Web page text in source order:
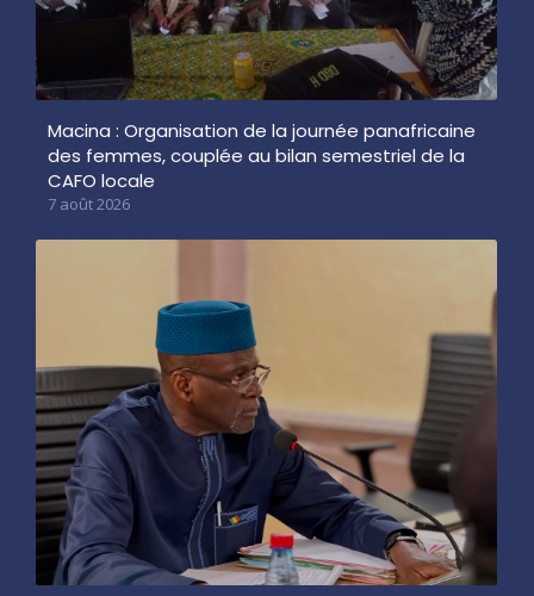
Macina : Organisation de la journée panafricaine
des femmes, couplée au bilan semestriel de la
CAFO locale
7 août 2026